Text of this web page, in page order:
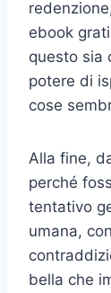
ebook
questo sia
potere di
cose
Alla fine,
perché
tentativo
umana,
bella che